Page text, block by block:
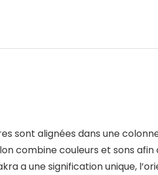
sont alignées dans une
combine couleurs et sons
a une signification unique,